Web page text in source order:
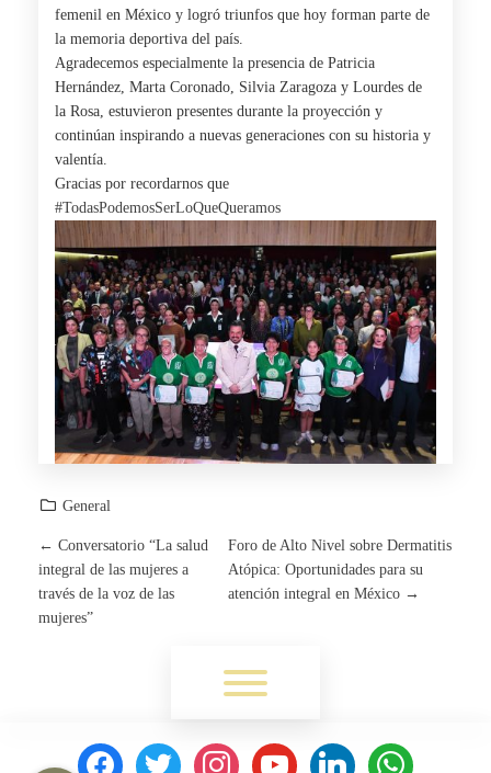
femenil en México y logró triunfos que hoy forman parte de
la memoria deportiva del país.
Agradecemos especialmente la presencia de Patricia
Hernández, Marta Coronado, Silvia Zaragoza y Lourdes de
la Rosa, estuvieron presentes durante la proyección y
continúan inspirando a nuevas generaciones con su historia y
valentía.
Gracias por recordarnos que
#TodasPodemosSerLoQueQueramos
General
P
O
← Conversatorio “La salud
integral de las mujeres a
través de la voz de las
mujeres”
Foro de Alto Nivel sobre Dermatitis
Atópica: Oportunidades para su
atención integral en México →
facebook twitter instagram youtube linkedin whatsapp